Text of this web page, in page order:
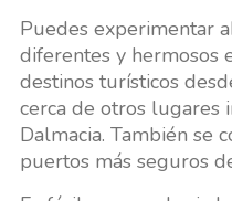
Puedes experimentar
diferentes y hermosos
destinos turísticos
cerca de otros lugares
Dalmacia. También se
puertos más seguros